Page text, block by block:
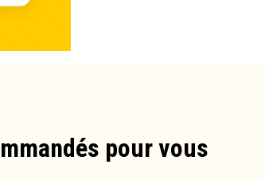
pour vous​